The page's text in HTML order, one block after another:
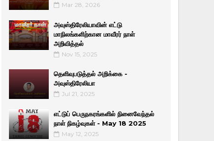
Mar 28, 2026
அவுஸ்திரேலியாவின் எட்டு
மாநிலங்களிற்கான மாவீரர் நாள்
அறிவித்தல்
Nov 15, 2025
தெளிவுபடுத்தல் அறிக்கை -
அவுஸ்திரேலியா
Jul 21, 2025
எட்டுப் பெருநகரங்களில் நினைவேந்தல்
நாள் நிகழ்வுகள் - May 18 2025
May 12, 2025